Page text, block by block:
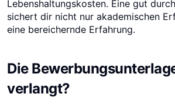
Lebenshaltungskosten. Eine gut
sichert dir nicht nur akademischen
eine bereichernde Erfahrung.
Die
verlangt?